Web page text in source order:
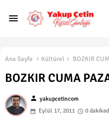
Ana Sayfa Kültürel BOZKIR
BOZKIR CUMA
person yakupcetincom
Eylül 17, 2011
0